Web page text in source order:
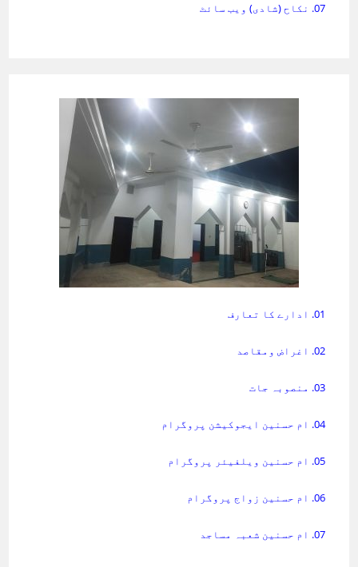
07. نکاح (شادی) ویب سائٹ
01. ادارے کا تعارف
02. اغراض ومقاصد
03. منصوبہ جات
04. ام حسنین ایجوکیشن پروگرام
05. ام حسنین ویلفیئر پروگرام
06. ام حسنین زواج پروگرام
07. ام حسنین شعبہ مساجد